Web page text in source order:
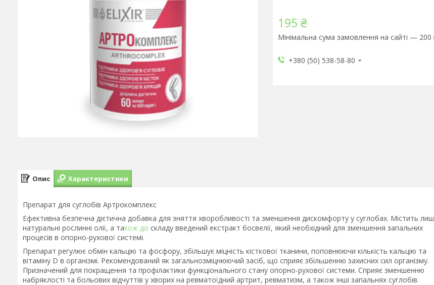
195 ₴
Мінімальна сума замовлення на сайті — 200
+380 (50) 538-58-80
Опис Характеристики
Препарат для суглобів Артрокомплекс
Ефективна безпечна дієтична добавка для зняття хворобливості та зменшення дискомфорту у суглобах. Містить
натуральні рослинні олії, а також до складу введений екстракт босвелії, який необхідний для зменшення запальних
процесів в опорно-рухової системі.
Препарат регулює обмін кальцію та фосфору, збільшує міцність кісткової тканини, поповнюючи кількість кальцію та
вітаміну D в організмі. Рекомендований як загальнозміцнюючий засіб, що сприяє збільшенню захисних сил організму.
Призначений для покращення та профілактики функціонального стану опорно-рухової системи. Сприяє зменшенню
набряклості та больових відчуттів у хворих на ревматоїдний артрит, ревматизм, а також інші запальнях суглобів.